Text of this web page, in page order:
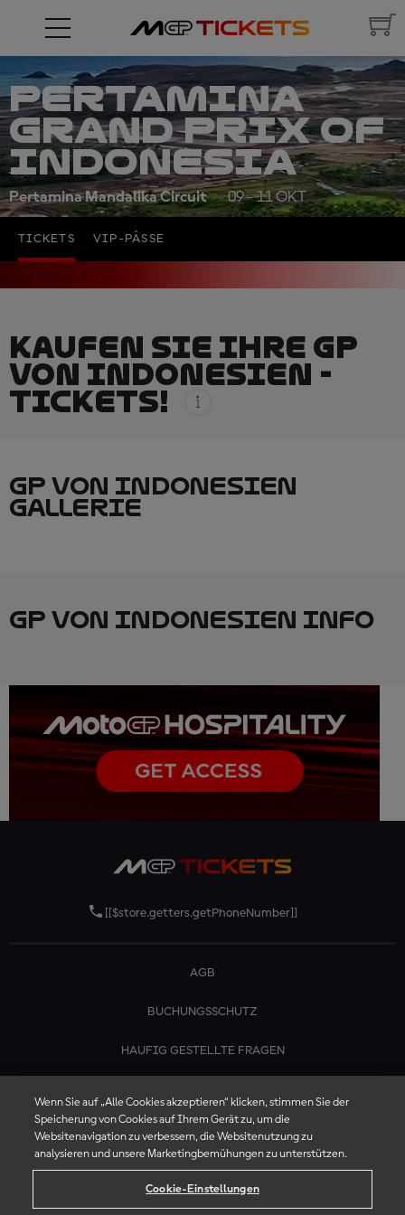
PERTAMINA
GRAND PRIX OF
INDONESIA
Pertamina Mandalika Circuit 09 - 11 OKT
TICKETS VIP-PÄSSE
KAUFEN SIE IHRE GP
VON INDONESIEN -
TICKETS!
GP VON INDONESIEN
GALLERIE
GP VON INDONESIEN INFO
[[$store.getters.getPhoneNumber]]
AGB
BUCHUNGSSCHUTZ
HAUFIG GESTELLTE FRAGEN
Wenn Sie auf „Alle Cookies akzeptieren“ klicken, stimmen Sie der
Speicherung von Cookies auf Ihrem Gerät zu, um die
Websitenavigation zu verbessern, die Websitenutzung zu
analysieren und unsere Marketingbemühungen zu unterstützen.
Cookie-Einstellungen